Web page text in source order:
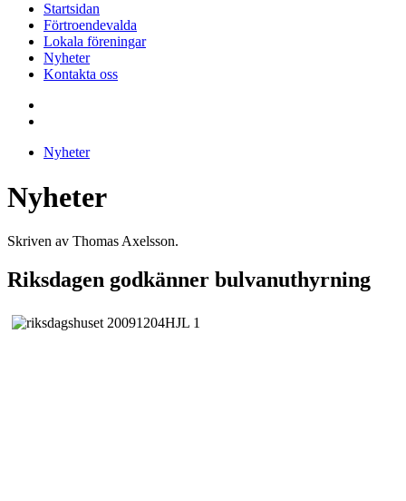
Startsidan
Förtroendevalda
Lokala föreningar
Nyheter
Kontakta oss
Nyheter
Nyheter
Skriven av Thomas Axelsson.
Riksdagen godkänner bulvanuthyrning